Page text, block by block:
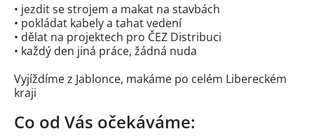
• jezdit se strojem a makat na stavbách
• pokládat kabely a tahat vedení
• dělat na projektech pro ČEZ Distribuci
• každý den jiná práce, žádná nuda
Vyjíždíme z Jablonce, makáme po celém Libereckém
kraji
Co od Vás očekáváme: